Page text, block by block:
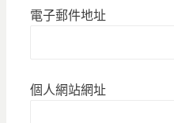
電子郵件地址
個人網站網址